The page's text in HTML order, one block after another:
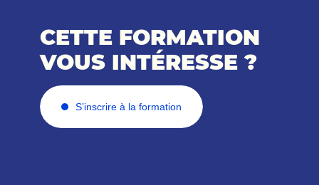
CETTE FORMATION
VOUS INTÉRESSE ?
S’inscrire à la formation